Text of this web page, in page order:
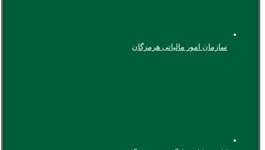
سازمان امور مالیاتی هرمزگان